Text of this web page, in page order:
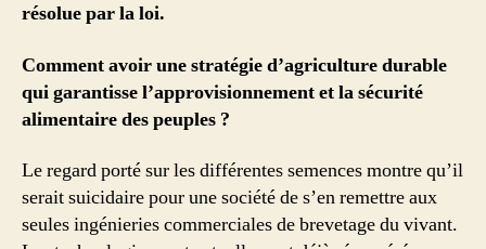
résolue par la loi.
Comment avoir une stratégie d’agriculture durable
qui garantisse l’approvisionnement et la sécurité
alimentaire des peuples ?
Le regard porté sur les différentes semences montre qu’il
serait suicidaire pour une société de s’en remettre aux
seules ingénieries commerciales de brevetage du vivant.